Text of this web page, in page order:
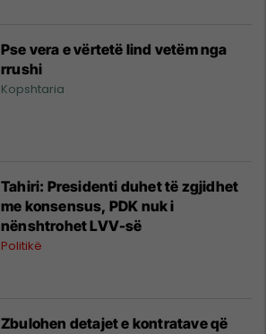
Pse vera e vërtetë lind vetëm nga
rrushi
Kopshtaria
Tahiri: Presidenti duhet të zgjidhet
me konsensus, PDK nuk i
nënshtrohet LVV-së
Politikë
Zbulohen detajet e kontratave që